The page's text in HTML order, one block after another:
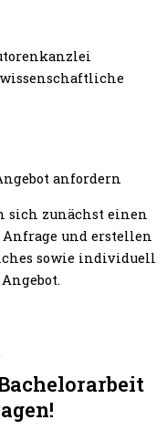
anfordern
sich zunächst einen
und erstellen
sowie individuell